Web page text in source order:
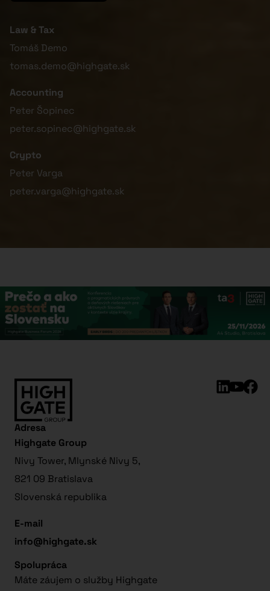
Law & Tax
Tomáš Demo
tomas.demo@highgate.sk
Accounting
Peter Šopinec
peter.sopinec@highgate.sk
Crypto
Peter Varga
peter.varga@highgate.sk
Adresa
Highgate Group
Nivy Tower, Mlynské Nivy 5,
821 09 Bratislava
Slovenská republika
E-mail
info@highgate.sk
Spolupráca
Máte záujem o služby Highgate